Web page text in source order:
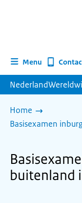
Menu
Home
Basisexamen
buitenland